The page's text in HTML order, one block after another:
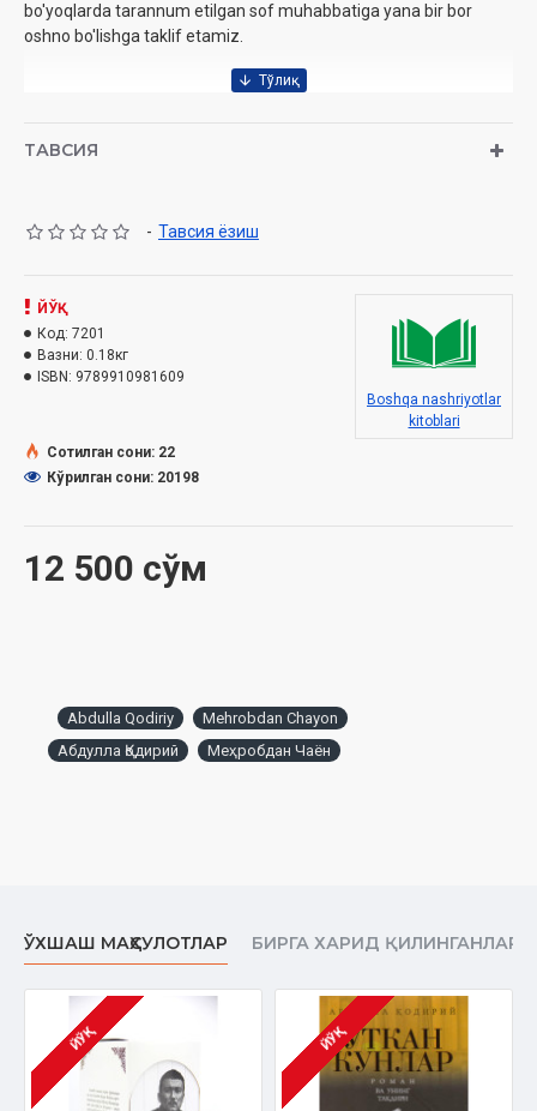
bo'yoqlarda tarannum etilgan sof muhabbatiga yana bir bor
oshno bo'lishga taklif etamiz.
Nashriyot:
ISBN:978-9943-22-146-8
Muqovasi:
ТАВСИЯ
- Тавсия ёзиш
12 500 сўм
ЙЎҚ
Код: 7201
Вазни: 0.18кг
ISBN: 9789910981609
Boshqa nashriyotlar
kitoblari
Сотилган сони: 22
Кўрилган сони: 20198
Abdulla Qodiriy
Mehrobdan Chayon
Абдулла Қодирий
Меҳробдан Чаён
ЎХШАШ МАҲСУЛОТЛАР БИРГА ХАРИД ҚИЛИНГАНЛАР
ЙЎҚ ЙЎҚ